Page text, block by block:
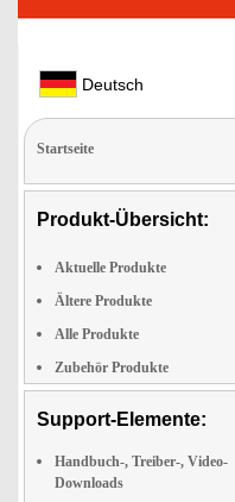
Deutsch
Startseite
Produkt-Übersicht:
Aktuelle Produkte
Ältere Produkte
Alle Produkte
Zubehör Produkte
Support-Elemente:
Handbuch-, Treiber-, Video-
Downloads